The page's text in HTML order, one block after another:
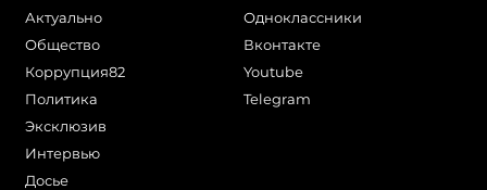
Актуально
Общество
Коррупция82
Политика
Эксклюзив
Интервью
Досье
Одноклассники
Вконтакте
Youtube
Telegram